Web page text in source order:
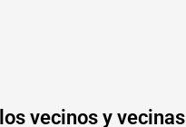
vecinos y